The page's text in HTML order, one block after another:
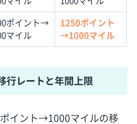
ポイント→
マイル
1250ポイント
→1000マイル
行レートと年間上限
イント→1000マイルの移